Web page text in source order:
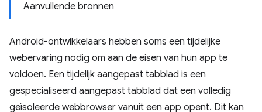
Aanvullende bronnen
Android-ontwikkelaars hebben soms een tijdelijke
webervaring nodig om aan de eisen van hun app te
voldoen. Een tijdelijk aangepast tabblad is een
gespecialiseerd aangepast tabblad dat een volledig
geïsoleerde webbrowser vanuit een app opent. Dit kan